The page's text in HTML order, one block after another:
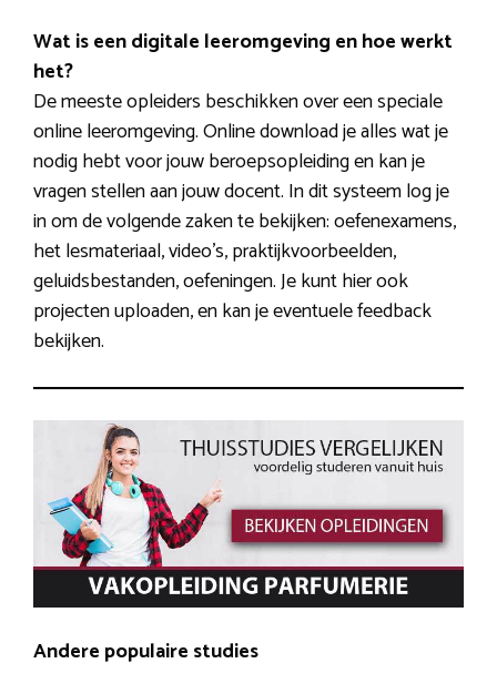
Wat is een digitale leeromgeving en hoe werkt
het?
De meeste opleiders beschikken over een speciale
online leeromgeving. Online download je alles wat je
nodig hebt voor jouw beroepsopleiding en kan je
vragen stellen aan jouw docent. In dit systeem log je
in om de volgende zaken te bekijken: oefenexamens,
het lesmateriaal, video’s, praktijkvoorbeelden,
geluidsbestanden, oefeningen. Je kunt hier ook
projecten uploaden, en kan je eventuele feedback
bekijken.
Andere populaire studies